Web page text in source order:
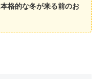
格的な冬が来る前のお